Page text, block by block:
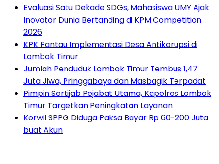
Evaluasi Satu Dekade SDGs, Mahasiswa UMY Ajak
Inovator Dunia Bertanding di KPM Competition
2026
KPK Pantau Implementasi Desa Antikorupsi di
Lombok Timur
Jumlah Penduduk Lombok Timur Tembus 1,47
Juta Jiwa, Pringgabaya dan Masbagik Terpadat
Pimpin Sertijab Pejabat Utama, Kapolres Lombok
Timur Targetkan Peningkatan Layanan
Korwil SPPG Diduga Paksa Bayar Rp 60-200 Juta
buat Akun